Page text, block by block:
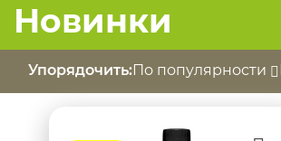
Новинки
Упорядочить:По популярности